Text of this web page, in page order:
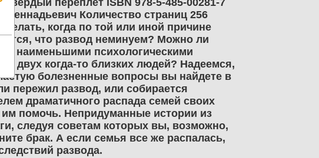
переплет ISBN 978-5-485-00281-7
Геннадьевич Количество страниц 256
делать, когда по той или иной причине
что развод неминуем? Можно ли
с наименьшими психологическими
двух когда-то близких людей? Надеемся,
болезненные вопросы вы найдете в
пережил развод, или собирается
драматичного распада семей своих
им помочь. Непридуманные истории из
следуя советам которых вы, возможно,
брак. А если семья все же распалась,
развода.